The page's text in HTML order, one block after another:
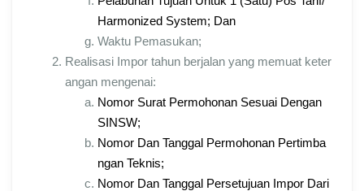
Harmonized System; Dan
Waktu Pemasukan;
Realisasi Impor tahun berjalan yang memuat keter
angan mengenai:
Nomor Surat Permohonan Sesuai Dengan
SINSW;
Nomor Dan Tanggal Permohonan Pertimba
ngan Teknis;
Nomor Dan Tanggal Persetujuan Impor Dari